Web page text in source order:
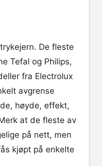
De fleste
Tefal og Philips,
fra Electrolux
avgrense
høyde, effekt,
at de fleste av
på nett, men
kjøpt på enkelte